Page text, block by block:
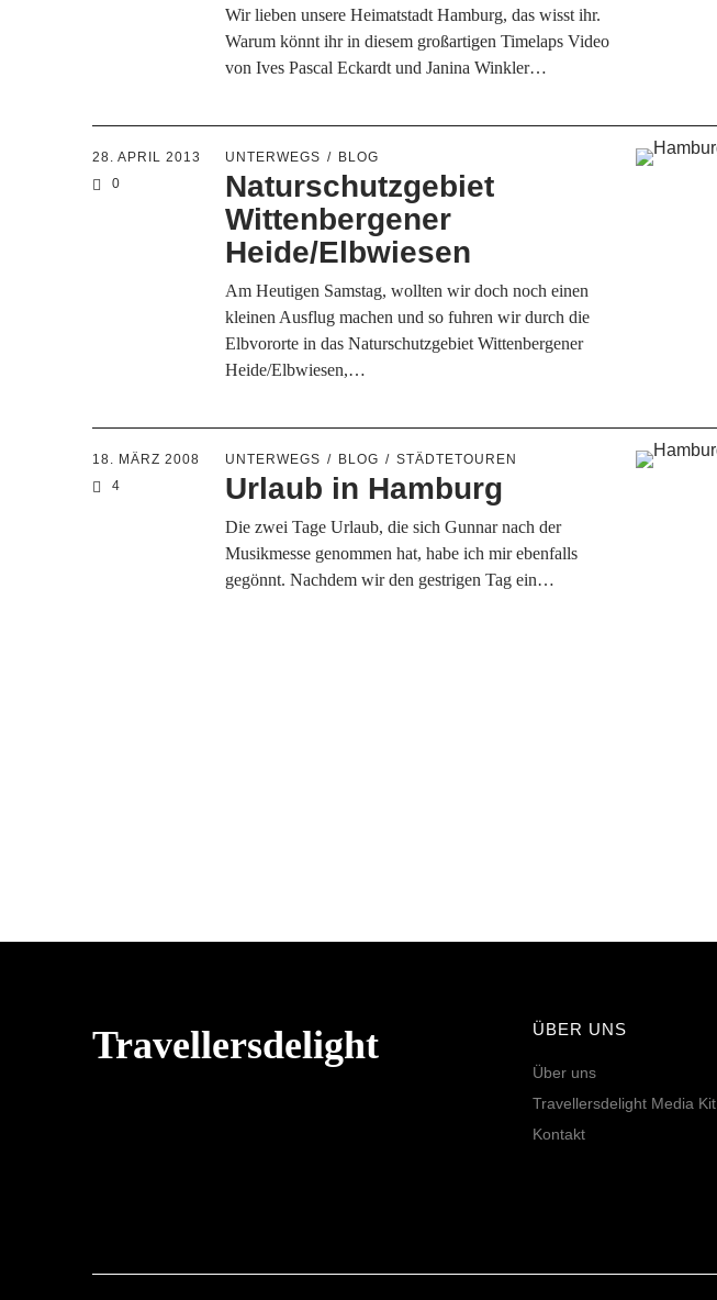
Wir lieben unsere Heimatstadt Hamburg, das wisst ihr.
Warum könnt ihr in diesem großartigen Timelaps Video
von Ives Pascal Eckardt und Janina Winkler…
28. APRIL 2013
0
UNTERWEGS BLOG
Naturschutzgebiet
Wittenbergener
Heide/Elbwiesen
Am Heutigen Samstag, wollten wir doch noch einen
kleinen Ausflug machen und so fuhren wir durch die
Elbvororte in das Naturschutzgebiet Wittenbergener
Heide/Elbwiesen,…
18. MÄRZ 2008
4
UNTERWEGS BLOG STÄDTETOUREN
Urlaub in Hamburg
Die zwei Tage Urlaub, die sich Gunnar nach der
Musikmesse genommen hat, habe ich mir ebenfalls
gegönnt. Nachdem wir den gestrigen Tag ein…
Travellersdelight ÜBER UNS
Über uns
Travellersdelight Media Kit
Kontakt